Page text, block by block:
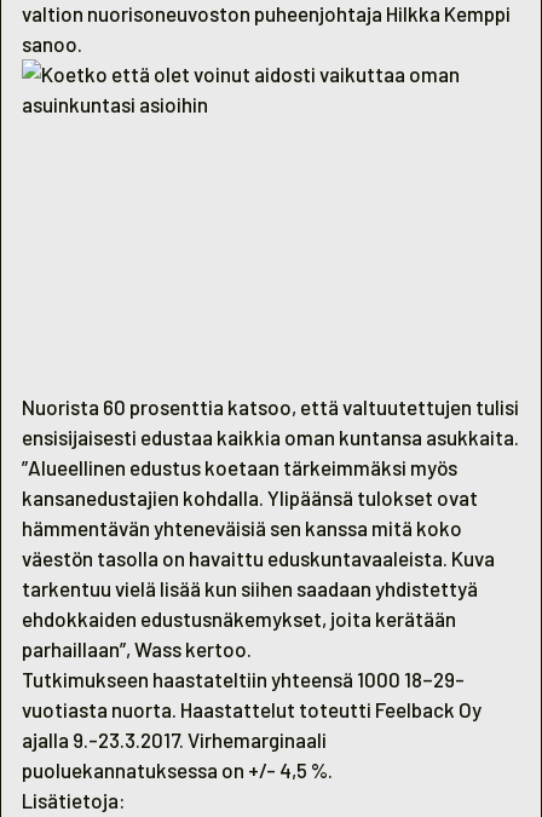
valtion nuorisoneuvoston puheenjohtaja Hilkka Kemppi
sanoo.
Nuorista 60 prosenttia katsoo, että valtuutettujen tulisi
ensisijaisesti edustaa kaikkia oman kuntansa asukkaita.
”Alueellinen edustus koetaan tärkeimmäksi myös
kansanedustajien kohdalla. Ylipäänsä tulokset ovat
hämmentävän yhteneväisiä sen kanssa mitä koko
väestön tasolla on havaittu eduskuntavaaleista. Kuva
tarkentuu vielä lisää kun siihen saadaan yhdistettyä
ehdokkaiden edustusnäkemykset, joita kerätään
parhaillaan”, Wass kertoo.
Tutkimukseen haastateltiin yhteensä 1000 18–29-
vuotiasta nuorta. Haastattelut toteutti Feelback Oy
ajalla 9.-23.3.2017. Virhemarginaali
puoluekannatuksessa on +/- 4,5 %.
Lisätietoja: